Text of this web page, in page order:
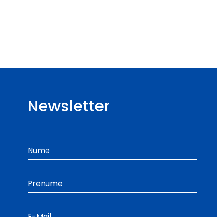
Newsletter
Nume
Prenume